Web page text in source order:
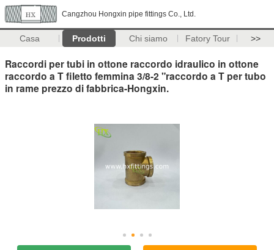
Cangzhou Hongxin pipe fittings Co., Ltd.
Casa Prodotti Chi siamo Fatory Tour >>
Raccordi per tubi in ottone raccordo idraulico in ottone
raccordo a T filetto femmina 3/8-2 "raccordo a T per tubo
in rame prezzo di fabbrica-Hongxin.